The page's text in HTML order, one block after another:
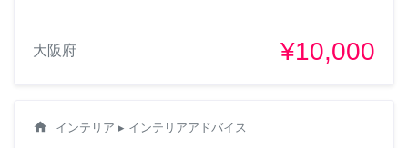
大阪府 ¥10,000
home インテリア ▸ インテリアアドバイス